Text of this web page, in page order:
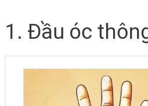
1. Đầu óc